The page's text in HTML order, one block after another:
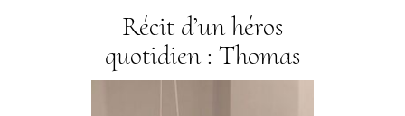
Récit d’un héros
quotidien : Thomas